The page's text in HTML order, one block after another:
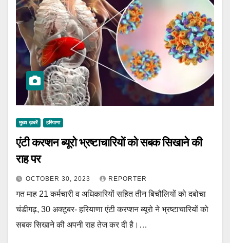
मुख्य ख़बरें हरियाणा
एंटी करप्शन ब्यूरो भ्रष्टाचारियों को सबक सिखाने की
राह पर
OCTOBER 30, 2023 REPORTER
गत माह 21 कर्मचारी व अधिकारियों सहित तीन बिचौलियों को दबोचा
चंडीगढ़, 30 अक्टूबर- हरियाणा एंटी करप्शन ब्यूरो ने भ्रष्टाचारियों को
सबक सिखाने की अपनी राह तेज कर दी है।…